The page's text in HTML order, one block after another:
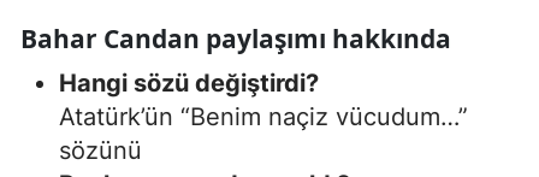
Bahar Candan paylaşımı hakkında
Hangi sözü değiştirdi?
Atatürk’ün “Benim naçiz vücudum…”
sözünü